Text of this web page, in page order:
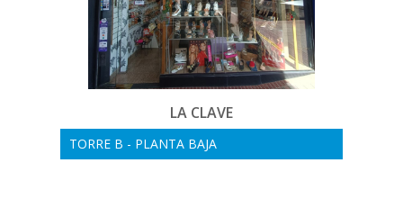
LA CLAVE
TORRE B - PLANTA BAJA